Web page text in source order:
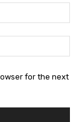
for the next